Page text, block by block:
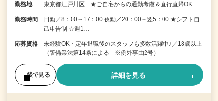
勤務地 東京都江戸川区 ★ご自宅からの通勤考慮＆直行直帰OK
勤務時間
日勤／8：00～17：00 夜勤／20：00～翌5：00 ★シフト自
己申告制 ☆週1…
応募資格
未経験OK・定年退職後のスタッフも多数活躍中♪／18歳以上
（警備業法第14条による ※例外事由2号）
後で見る 詳細を見る